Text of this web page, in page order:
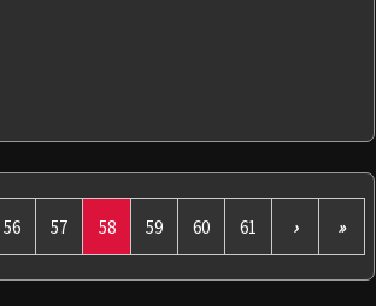
56 57 58 59 60 61 › »